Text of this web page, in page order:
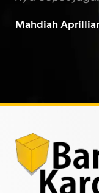
Baarokallahu
Taufiqurrahman